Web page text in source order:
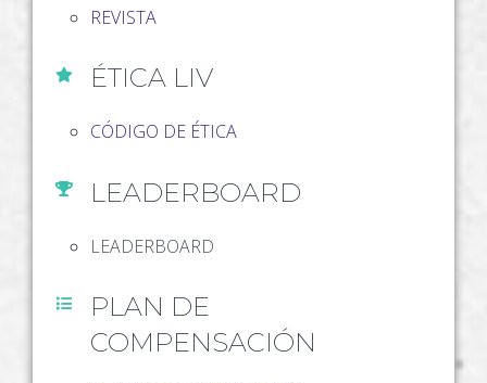
REVISTA
ÉTICA LIV
CÓDIGO DE ÉTICA
LEADERBOARD
LEADERBOARD
PLAN DE
COMPENSACIÓN